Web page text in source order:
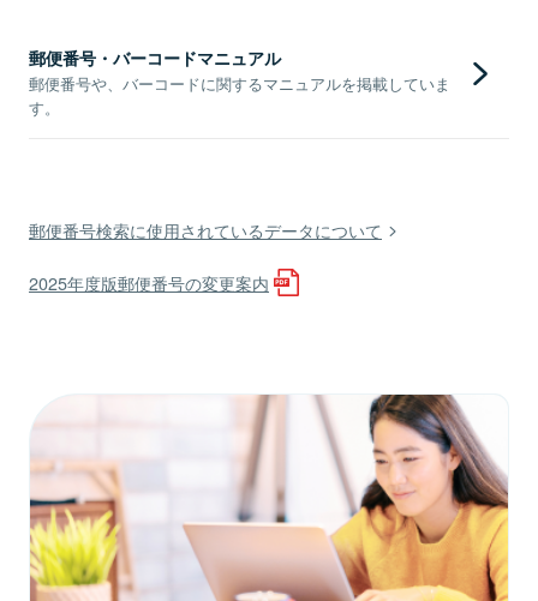
郵便番号・バーコードマニュアル
郵便番号や、バーコードに関するマニュアルを掲載していま
す。
郵便番号検索に使用されているデータについて
2025年度版郵便番号の変更案内